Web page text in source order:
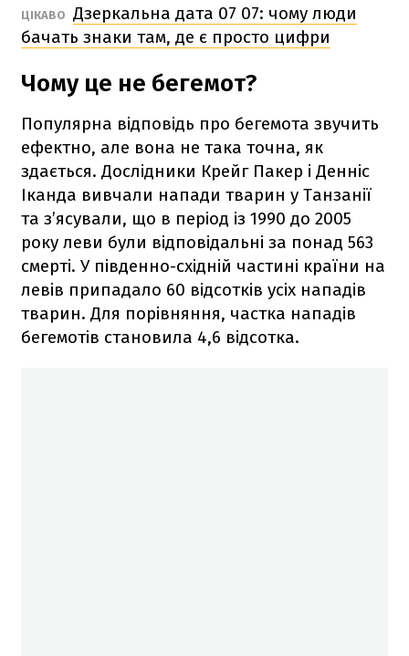
ЦІКАВО Дзеркальна дата 07 07: чому люди
бачать знаки там, де є просто цифри
Чому це не бегемот?
Популярна відповідь про бегемота звучить
ефектно, але вона не така точна, як
здається. Дослідники Крейг Пакер і Денніс
Іканда вивчали напади тварин у Танзанії
та з’ясували, що в період із 1990 до 2005
року леви були відповідальні за понад 563
смерті. У південно-східній частині країни на
левів припадало 60 відсотків усіх нападів
тварин. Для порівняння, частка нападів
бегемотів становила 4,6 відсотка.